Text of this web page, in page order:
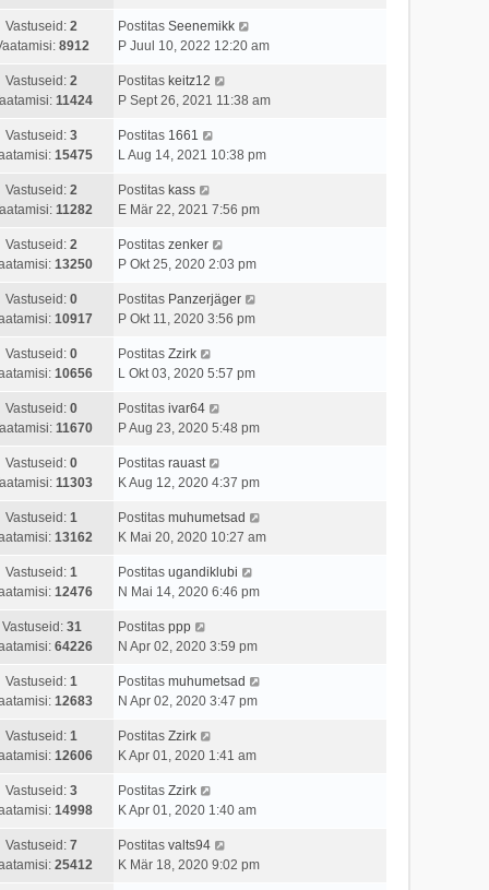
Vastuseid: 2
8912
Postitas Seenemikk
P Juul 10, 2022 12:20 am
Vastuseid: 2
11424
Postitas keitz12
P Sept 26, 2021 11:38 am
Vastuseid: 3
15475
Postitas 1661
L Aug 14, 2021 10:38 pm
Vastuseid: 2
11282
Postitas kass
E Mär 22, 2021 7:56 pm
Vastuseid: 2
13250
Postitas zenker
P Okt 25, 2020 2:03 pm
Vastuseid: 0
10917
Postitas Panzerjäger
P Okt 11, 2020 3:56 pm
Vastuseid: 0
10656
Postitas Zzirk
L Okt 03, 2020 5:57 pm
Vastuseid: 0
11670
Postitas ivar64
P Aug 23, 2020 5:48 pm
Vastuseid: 0
11303
Postitas rauast
K Aug 12, 2020 4:37 pm
Vastuseid: 1
13162
Postitas muhumetsad
K Mai 20, 2020 10:27 am
Vastuseid: 1
12476
Postitas ugandiklubi
N Mai 14, 2020 6:46 pm
Vastuseid: 31
64226
Postitas ppp
N Apr 02, 2020 3:59 pm
Vastuseid: 1
12683
Postitas muhumetsad
N Apr 02, 2020 3:47 pm
Vastuseid: 1
12606
Postitas Zzirk
K Apr 01, 2020 1:41 am
Vastuseid: 3
14998
Postitas Zzirk
K Apr 01, 2020 1:40 am
Vastuseid: 7
25412
Postitas valts94
K Mär 18, 2020 9:02 pm